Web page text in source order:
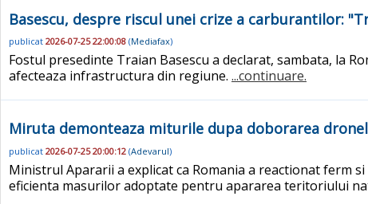
Basescu, despre riscul unei crize a carburantilor:
publicat 2026-07-25 22:00:08 (Mediafax)
Fostul presedinte Traian Basescu a declarat, sambata, la
afecteaza infrastructura din regiune. ...continuare.
Miruta demonteaza miturile dupa doborarea
publicat 2026-07-25 20:00:12 (Adevarul)
Ministrul Apararii a explicat ca Romania a reactionat ferm
eficienta masurilor adoptate pentru apararea teritoriului